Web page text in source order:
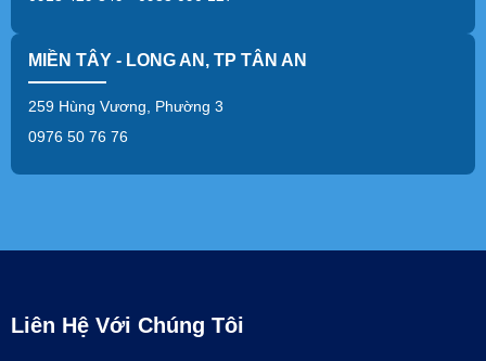
MIỀN TÂY - LONG AN, TP TÂN AN
259 Hùng Vương, Phường 3
0976 50 76 76
Liên Hệ Với Chúng Tôi